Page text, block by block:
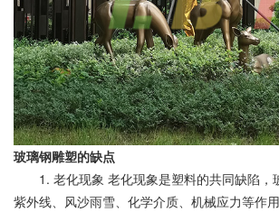
玻璃钢雕塑的缺点
1. 老化现象 老化现象是塑料的共同缺陷，
紫外线、风沙雨雪、化学介质、机械应力等作